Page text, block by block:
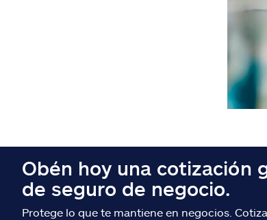
Obén hoy una cotización
de seguro de negocio.
Protege lo que te mantiene en negocios.